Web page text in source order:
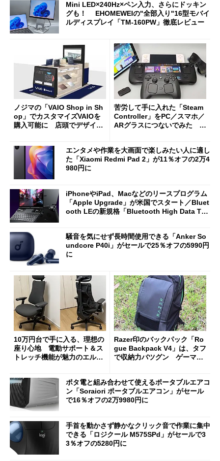
Mini LED×240Hz×ペン入力、さらにドッキン
グも！ EHOMEWEIの"全部入り"16型モバイ
ルディスプレイ「TM-160PW」徹底レビュー
ノジマの「VAIO Shop in Sh
op」でカスタマイズVAIOを
購入可能に 店頭でデザイン
苦労して手に入れた「Steam
Controller」をPC／スマホ／
ARグラスにつないでみた ゲ
エンタメや作業を大画面で楽しみたい人に適し
た「Xiaomi Redmi Pad 2」が11％オフの2万4
980円に
iPhoneやiPad、Macなどのリースプログラム
「Apple Upgrade」が米国でスタート／Bluet
ooth LEの新規格「Bluetooth High Data Thr
騒音を気にせず長時間使用できる「Anker So
undcore P40i」がセールで25％オフの5990円
に
10万円台で手に入る、理想の
座り心地 電動サポート＆ス
トレッチ機能が魅力のエルゴ
Razer印のバックパック「Ro
gue Backpack V4」は、タフ
で収納力バツグン ゲーマー
ポタ電と組み合わせて使えるポータブルエアコ
ン「Soraiori ポータブルエアコン」がセール
で16％オフの2万9980円に
手首を動かさず静かなクリック音で作業に集中
できる「ロジクール M575SPd」がセールで3
3％オフの5280円に